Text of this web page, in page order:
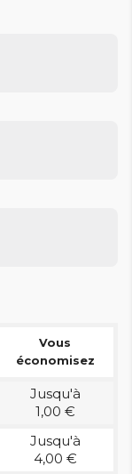
Vous
économisez
Jusqu'à
1,00 €
Jusqu'à
4,00 €